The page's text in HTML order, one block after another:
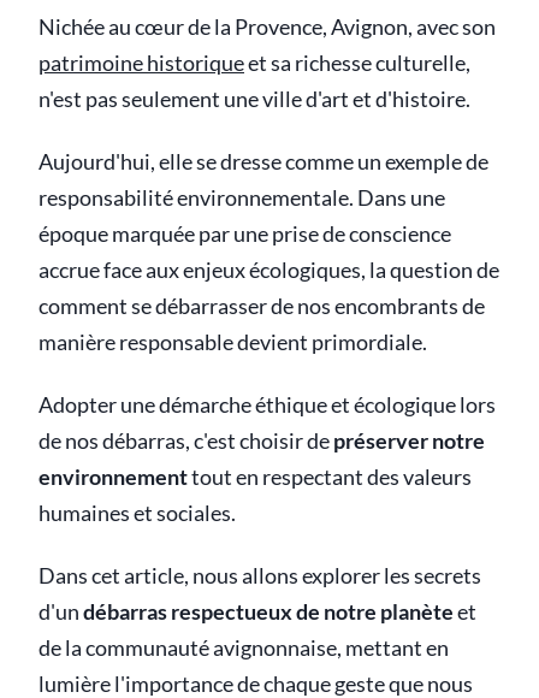
Nichée au cœur de la Provence, Avignon, avec son
patrimoine historiqueet sa richesse culturelle,
n'est pas seulement une ville d'art et d'histoire.
Aujourd'hui, elle se dresse comme un exemple de
responsabilité environnementale. Dans une
époque marquée par une prise de conscience
accrue face aux enjeux écologiques, la question de
comment se débarrasser de nos encombrants de
manière responsable devient primordiale.
Adopter une démarche éthique et écologique lors
de nos débarras, c'est choisir depréserver notre
environnementtout en respectant des valeurs
humaines et sociales.
Dans cet article, nous allons explorer les secrets
d'undébarras respectueux de notre planèteet
de la communauté avignonnaise, mettant en
lumière l'importance de chaque geste que nous